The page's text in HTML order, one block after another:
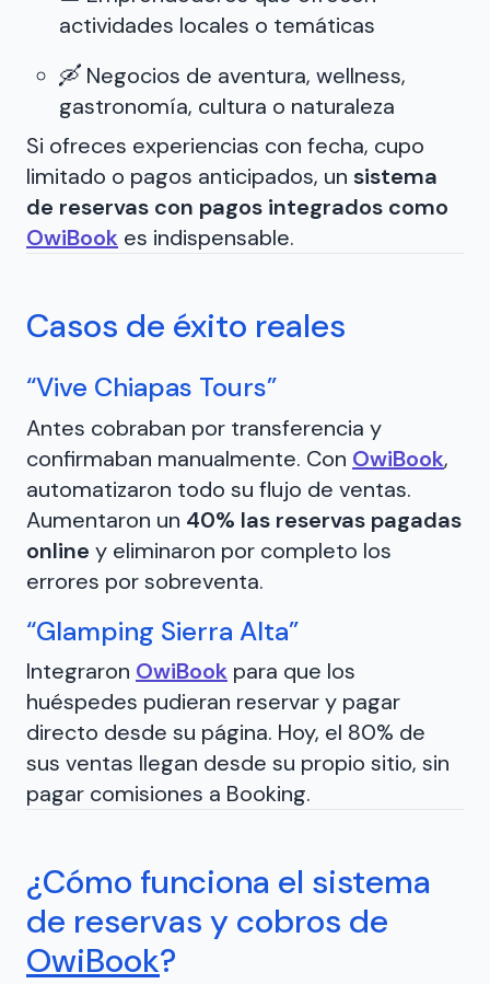
actividades locales o temáticas
🛶 Negocios de aventura, wellness,
gastronomía, cultura o naturaleza
Si ofreces experiencias con fecha, cupo
limitado o pagos anticipados, un sistema
de reservas con pagos integrados como
OwiBook es indispensable.
Casos de éxito reales
“Vive Chiapas Tours”
Antes cobraban por transferencia y
confirmaban manualmente. Con OwiBook,
automatizaron todo su flujo de ventas.
Aumentaron un 40% las reservas pagadas
online y eliminaron por completo los
errores por sobreventa.
“Glamping Sierra Alta”
Integraron OwiBook para que los
huéspedes pudieran reservar y pagar
directo desde su página. Hoy, el 80% de
sus ventas llegan desde su propio sitio, sin
pagar comisiones a Booking.
¿Cómo funciona el sistema
de reservas y cobros de
OwiBook?